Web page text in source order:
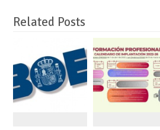
Related Posts